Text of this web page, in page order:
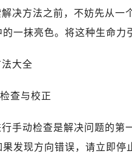
解决方法之前，不妨先从
的一抹亮色。将这种生命力
大全
查与校正
手动检查是解决问题的第
发现方向错误，请立即停